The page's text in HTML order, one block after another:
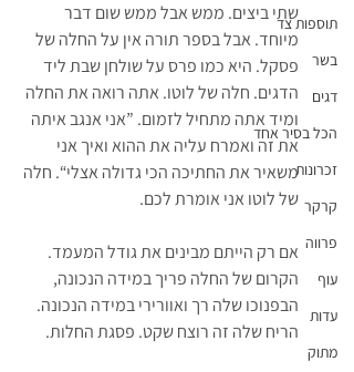
תוספות צד
בשר
דגים
הכל בסיר אחד
זכרונות
קרקר
פרווה
עוף
עדות
מתוק
שתי ביצים. ממש אבל ממש שום דבר
מיוחד. אבל בספר תורה אין על החלה של
פסקל. היא כמו פרס על שולחן שבת ליד
הדגים. חלה של לוטו. אתה רואה את החלה
ומיד אתה מתחיל לזמום. ”אני אנגב איתה
את זה ואמרח עליה את ההוא ואיך אני
משאיר את החתיכה הכי גדולה אצלי“. חלה
של לוטו אני אומרת לכם.
אם רק הייתם מבינים את גודל המעמד.
הקרום של החלה פריך במידה הנכונה,
הבפנוכו שלה רך ואוורירי במידה הנכונה.
הריח שלה זה רוצח שקט. פסגת החלות.